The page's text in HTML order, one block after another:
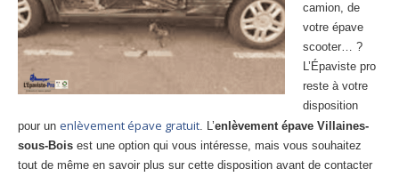
Centreagréé VHU 78 : casse auto avec destruction
Centre agréé VHU 91 : casse auto avec destruction
Centreagréé VHU 92 : casse auto avec destruction
Centreagréé VHU 93 : casse auto avec destruction
Centre agréé VHU 94 : casse auto avec destruction
camion, de
votre épave
scooter… ?
L’Épaviste pro
reste à votre
disposition
pour un enlèvement épave gratuit. L’enlèvement épave Villaines-
sous-Bois est une option qui vous intéresse, mais vous souhaitez
tout de même en savoir plus sur cette disposition avant de contacter